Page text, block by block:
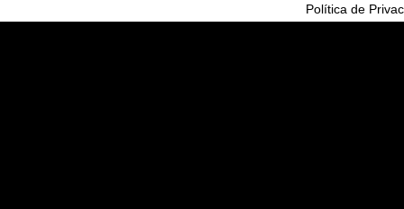
Política de